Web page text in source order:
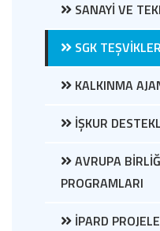
SANAYİ VE
SGK
KALKINMA
İŞKUR
AVRUPA
PROGRAMLARI
İPARD